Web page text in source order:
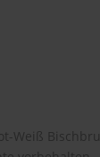
Weiß